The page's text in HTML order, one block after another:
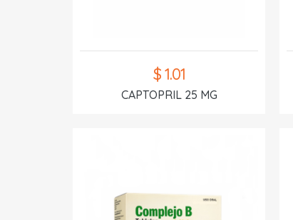
$ 1.01
CAPTOPRIL 25 MG